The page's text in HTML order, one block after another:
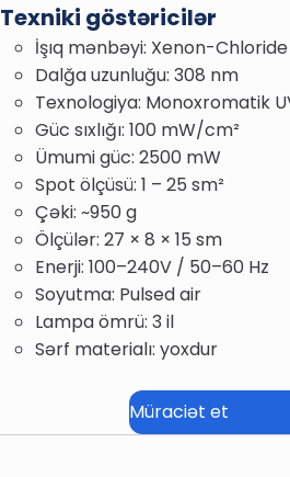
Texniki göstəricilər
İşıq mənbəyi: Xenon-
Dalğa uzunluğu: 308 nm
Texnologiya: Monoxromatik
Güc sıxlığı: 100 mW/cm²
Ümumi güc: 2500 mW
Spot ölçüsü: 1 – 25 sm²
Çəki: ~950 g
Ölçülər: 27 × 8 × 15 sm
Enerji: 100–240V / 50–60 Hz
Soyutma: Pulsed air
Lampa ömrü: 3 il
Sərf materialı: yoxdur
Müraciət et